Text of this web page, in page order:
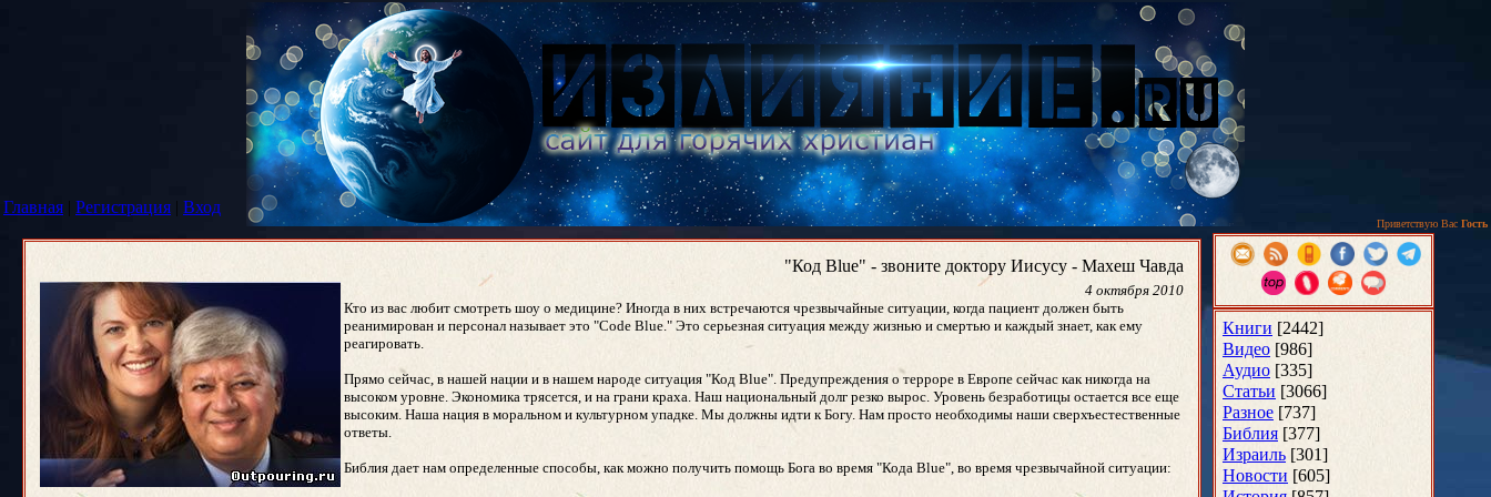
Главная | Регистрация | Вход
Приветствую Вас Гость
"Код Blue" - звоните доктору Иисусу - Махеш Чавда
4 октября 2010
Кто из вас любит смотреть шоу о медицине? Иногда в них встречаются чрезвычайные ситуации, когда пациент должен быть
реанимирован и персонал называет это "Code Blue." Это серьезная ситуация между жизнью и смертью и каждый знает, как ему
реагировать.
Прямо сейчас, в нашей нации и в нашем народе ситуация "Код Blue". Предупреждения о терроре в Европе сейчас как никогда на
высоком уровне. Экономика трясется, и на грани краха. Наш национальный долг резко вырос. Уровень безработицы остается все еще
высоким. Наша нация в моральном и культурном упадке. Мы должны идти к Богу. Нам просто необходимы наши сверхъестественные
ответы.
Библия дает нам определенные способы, как можно получить помощь Бога во время "Кода Blue", во время чрезвычайной ситуации:
Книги [2442]
Видео [986]
Аудио [335]
Статьи [3066]
Разное [737]
Библия [377]
Израиль [301]
Новости [605]